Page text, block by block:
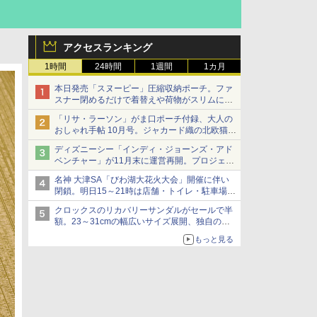
アクセスランキング
1時間 24時間 1週間 1カ月
本日発売「スヌーピー」圧縮収納ポーチ。ファ
スナー閉めるだけで着替えや荷物がスリムにま
とまる
「リサ・ラーソン」がま口ポーチ付録、大人の
おしゃれ手帖 10月号。ジャカード織の北欧猫デ
ザイン
ディズニーシー「インディ・ジョーンズ・アド
ベンチャー」が11月末に運営再開。プロジェク
ションマッピングを追加、DPAは1500円
名神 大津SA「びわ湖大花火大会」開催に伴い
閉鎖。明日15～21時は店舗・トイレ・駐車場の
利用不可
クロックスのリカバリーサンダルがセールで半
額。23～31cmの幅広いサイズ展開、独自のク
もっと見る